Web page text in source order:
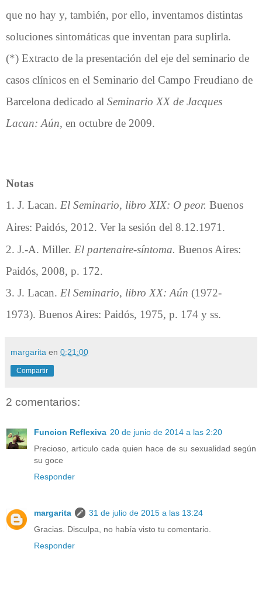
que no hay y, también, por ello, inventamos distintas
soluciones sintomáticas que inventan para suplirla.
(*) Extracto de la presentación del eje del seminario de
casos clínicos en el Seminario del Campo Freudiano de
Barcelona dedicado al Seminario XX de Jacques
Lacan: Aún, en octubre de 2009.
Notas
1. J. Lacan. El Seminario, libro XIX: O peor. Buenos
Aires: Paidós, 2012. Ver la sesión del 8.12.1971.
2. J.-A. Miller. El partenaire-síntoma. Buenos Aires:
Paidós, 2008, p. 172.
3. J. Lacan. El Seminario, libro XX: Aún (1972-
1973). Buenos Aires: Paidós, 1975, p. 174 y ss.
margarita en 0:21:00
Compartir
2 comentarios:
Funcion Reflexiva 20 de junio de 2014 a las 2:20
Precioso, articulo cada quien hace de su sexualidad según
su goce
Responder
margarita
31 de julio de 2015 a las 13:24
Gracias. Disculpa, no había visto tu comentario.
Responder